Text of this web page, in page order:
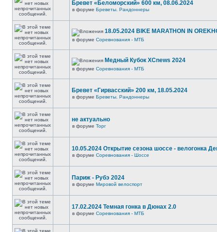
Бревет «Беломорский» 600 км, 08.06.2024
в форуме Бреветы. Рандоннеры
18.05.2024 BIKE MARATHON IN
в форуме Соревнования - МТБ
Медный Кубок XCnews 2024
в форуме Соревнования - МТБ
Бревет «Гирвасский» 200 км, 18.05.2024
в форуме Бреветы. Рандоннеры
не актуально
в форуме Торг
10.05.2024 Открытие сезона шоссе - велогонка
в форуме Соревнования - Шоссе
Париж - Рубэ 2024
в форуме Мировой велоспорт
17.02.2024 Темная гонка в Дюнах 2.0
в форуме Соревнования - МТБ